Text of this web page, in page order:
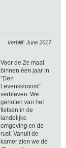
Verblijf: June 2017
Voor de 2e maal
binnen één jaar in
"Den
Levensstroom"
verbleven. We
genoten van het
fietsen in de
landelijke
omgeving en de
rust. Vanuit de
kamer zien we de